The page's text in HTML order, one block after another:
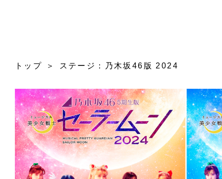
トップ ステージ：乃木坂46版 2024